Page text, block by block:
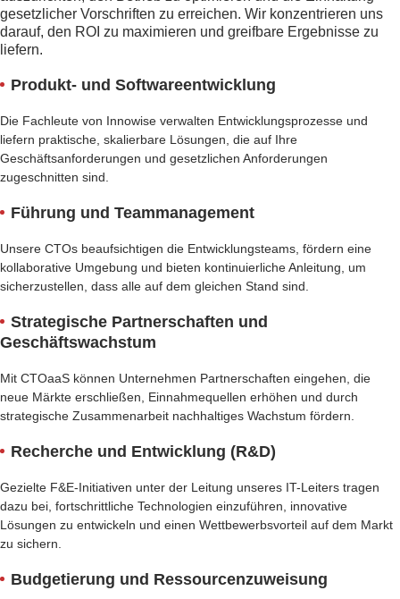
gesetzlicher Vorschriften zu erreichen. Wir konzentrieren uns
darauf, den ROI zu maximieren und greifbare Ergebnisse zu
liefern.
Produkt- und Softwareentwicklung
Die Fachleute von Innowise verwalten Entwicklungsprozesse und
liefern praktische, skalierbare Lösungen, die auf Ihre
Geschäftsanforderungen und gesetzlichen Anforderungen
zugeschnitten sind.
Führung und Teammanagement
Unsere CTOs beaufsichtigen die Entwicklungsteams, fördern eine
kollaborative Umgebung und bieten kontinuierliche Anleitung, um
sicherzustellen, dass alle auf dem gleichen Stand sind.
Strategische Partnerschaften und
Geschäftswachstum
Mit CTOaaS können Unternehmen Partnerschaften eingehen, die
neue Märkte erschließen, Einnahmequellen erhöhen und durch
strategische Zusammenarbeit nachhaltiges Wachstum fördern.
Recherche und Entwicklung (R&D)
Gezielte F&E-Initiativen unter der Leitung unseres IT-Leiters tragen
dazu bei, fortschrittliche Technologien einzuführen, innovative
Lösungen zu entwickeln und einen Wettbewerbsvorteil auf dem Markt
zu sichern.
Budgetierung und Ressourcenzuweisung